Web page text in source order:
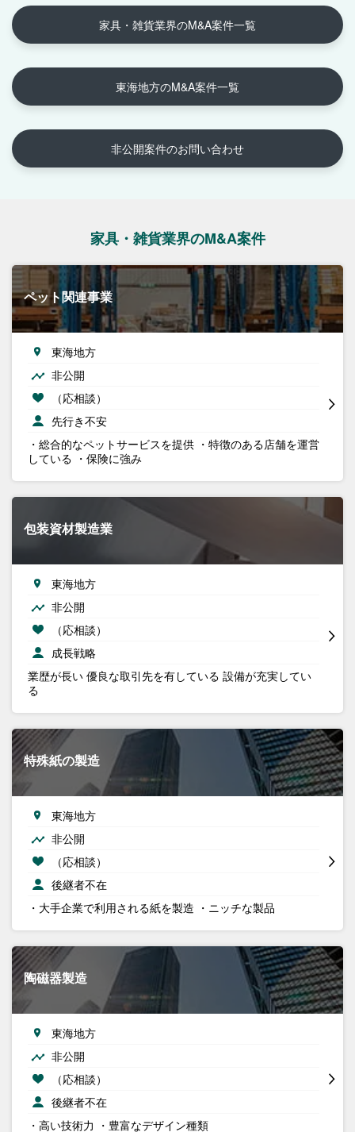
家具・雑貨業界のM&A案件一覧
東海地方のM&A案件一覧
非公開案件のお問い合わせ
家具・雑貨業界のM&A案件
ペット関連事業
東海地方
非公開
（応相談）
先行き不安
・総合的なペットサービスを提供 ・特徴のある店舗を運営
している ・保険に強み
包装資材製造業
東海地方
非公開
（応相談）
成長戦略
業歴が長い 優良な取引先を有している 設備が充実してい
る
特殊紙の製造
東海地方
非公開
（応相談）
後継者不在
・大手企業で利用される紙を製造 ・ニッチな製品
陶磁器製造
東海地方
非公開
（応相談）
後継者不在
・高い技術力 ・豊富なデザイン種類